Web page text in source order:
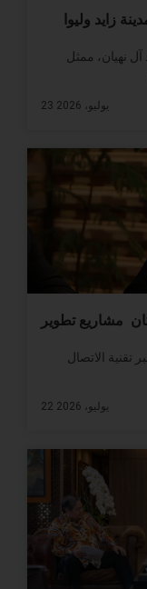
زايد وليوا
نهيان، ممثل
23 يوليو، 2026
مشاريع تطوير
تقنية الاتصال
22 يوليو، 2026